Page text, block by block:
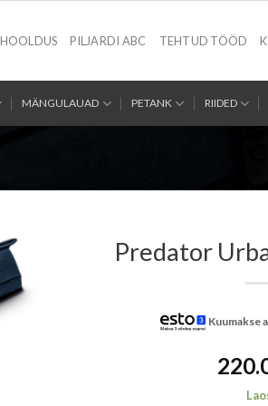
HOOLDUS PILJARDI ABC TEHTUD TÖÖD
MÄNGULAUAD PETANK RIIDED
Predator
Kuumakse